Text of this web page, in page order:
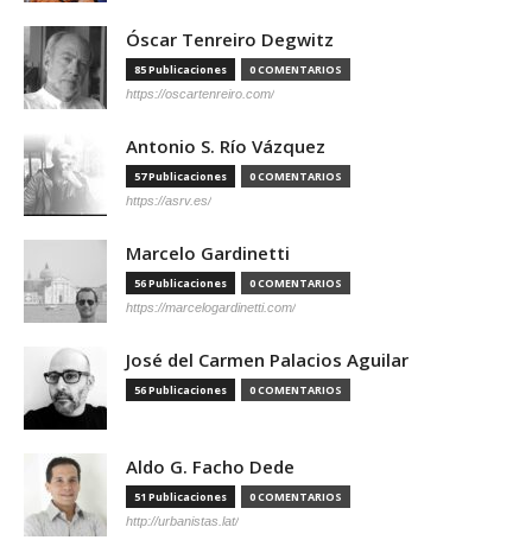
Óscar Tenreiro Degwitz
85 Publicaciones 0 COMENTARIOS
https://oscartenreiro.com/
Antonio S. Río Vázquez
57 Publicaciones 0 COMENTARIOS
https://asrv.es/
Marcelo Gardinetti
56 Publicaciones 0 COMENTARIOS
https://marcelogardinetti.com/
José del Carmen Palacios Aguilar
56 Publicaciones 0 COMENTARIOS
Aldo G. Facho Dede
51 Publicaciones 0 COMENTARIOS
http://urbanistas.lat/